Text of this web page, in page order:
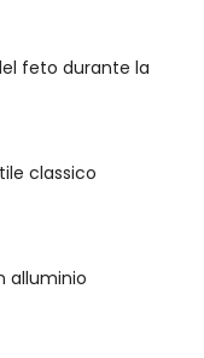
feto durante la
classico
alluminio